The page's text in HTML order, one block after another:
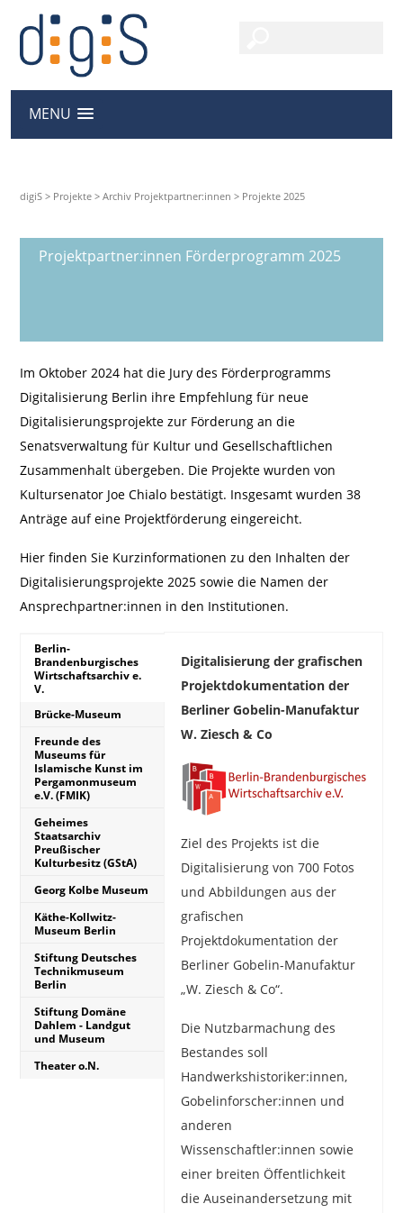
MENU
digiS > Projekte >Archiv Projektpartner:innen > Projekte 2025
Projektpartner:innen Förderprogramm 2025
Im Oktober 2024 hat die Jury des Förderprogramms
Digitalisierung Berlin ihre Empfehlung für neue
Digitalisierungsprojekte zur Förderung an die
Senatsverwaltung für Kultur und Gesellschaftlichen
Zusammenhalt übergeben. Die Projekte wurden von
Kultursenator Joe Chialo bestätigt. Insgesamt wurden 38
Anträge auf eine Projektförderung eingereicht.
Hier finden Sie Kurzinformationen zu den Inhalten der
Digitalisierungsprojekte 2025 sowie die Namen der
Ansprechpartner:innen in den Institutionen.
Berlin-
Brandenburgisches
Wirtschaftsarchiv e.
V.
Brücke-Museum
Freunde des
Museums für
Islamische Kunst im
Pergamonmuseum
e.V. (FMIK)
Geheimes
Staatsarchiv
Preußischer
Kulturbesitz (GStA)
Georg Kolbe Museum
Käthe-Kollwitz-
Museum Berlin
Stiftung Deutsches
Technikmuseum
Berlin
Stiftung Domäne
Dahlem - Landgut
und Museum
Theater o.N.
Digitalisierung der grafischen
Projektdokumentation der
Berliner Gobelin-Manufaktur
W. Ziesch & Co
Ziel des Projekts ist die
Digitalisierung von 700 Fotos
und Abbildungen aus der
grafischen
Projektdokumentation der
Berliner Gobelin-Manufaktur
„W. Ziesch & Co“.
Die Nutzbarmachung des
Bestandes soll
Handwerkshistoriker:innen,
Gobelinforscher:innen und
anderen
Wissenschaftler:innen sowie
einer breiten Öffentlichkeit
die Auseinandersetzung mit